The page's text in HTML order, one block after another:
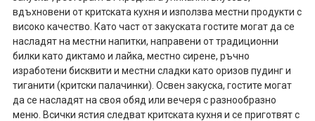
вдъхновени от критската кухня и използва местни продукти с
високо качество. Като част от закуската гостите могат да се
насладят на местни напитки, направени от традиционни
билки като диктамо и лайка, местно сирене, ръчно
изработени бисквити и местни сладки като оризов пудинг и
тиганити (критски палачинки). Освен закуска, гостите могат
да се насладят на своя обяд или вечеря с разнообразно
меню. Всички ястия следват критската кухня и се приготвят с